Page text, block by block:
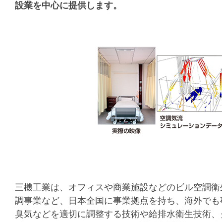
設業を中心に提供します。
三機工業は、オフィスや商業施設などのビル空調
調事業など、日本全国に事業拠点を持ち、海外で
臭気などを適切に調整する技術や給排水衛生技術